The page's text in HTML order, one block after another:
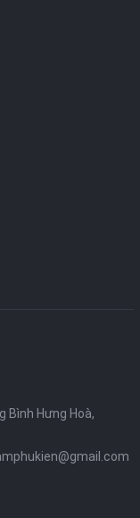
Bình Hưng Hoà,